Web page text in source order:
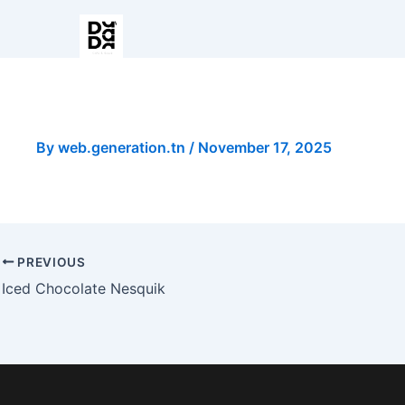
By web.generation.tn / November 17, 2025
PREVIOUS
Iced Chocolate Nesquik